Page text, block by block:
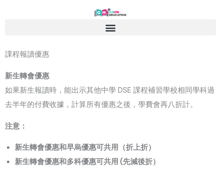
課程報讀優惠
新生轉會優惠
如果新生報讀時，能出示其他中學 DSE 課程補習學校相同學科過
去半年的付費收據，計算所有優惠之後，學費會再八折計。
注意：
新生轉會優惠和早烏優惠可共用（折上折）
新生轉會優惠和多科優惠可共用 (先減後折）